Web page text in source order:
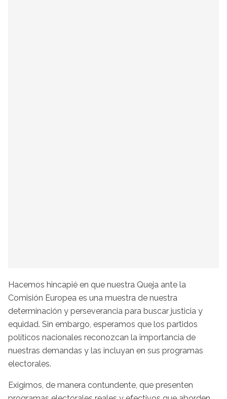
Hacemos hincapié en que nuestra Queja ante la
Comisión Europea es una muestra de nuestra
determinación y perseverancia para buscar justicia y
equidad. Sin embargo, esperamos que los partidos
políticos nacionales reconozcan la importancia de
nuestras demandas y las incluyan en sus programas
electorales.
Exigimos, de manera contundente, que presenten